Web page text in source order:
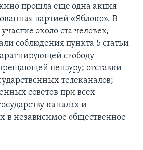
прошла еще одна акция
партией «Яблоко». В
около ста человек,
соблюдения пункта 5 статьи
свободу
цензуру; отставки
телеканалов;
советов при всех
каналах и
в независимое общественное